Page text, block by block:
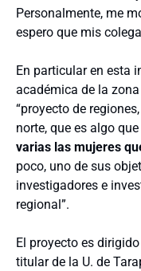
Personalmente, me
espero que mis
En particular en esta
académica de la
“proyecto de
norte, que es algo
varias las mujeres
poco, uno de sus
investigadores e
regional”.
El proyecto es
titular de la U. de